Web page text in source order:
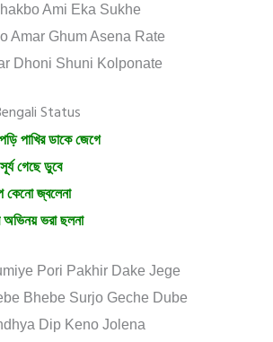
Ami Eka Sukhe
Amar Ghum Asena Rate
Dhoni Shuni Kolponate
Status
পাখির ডাকে জেগে
গেছে ডুবে
কেনো জ্বলেনা
ভরা ছলনা
Pori Pakhir Dake Jege
Bhebe Surjo Geche Dube
Dip Keno Jolena